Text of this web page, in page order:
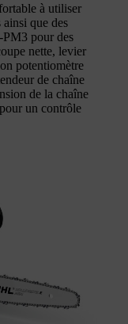
à utiliser
ainsi que des
pour des
nette, levier
potentiomètre
de chaîne
de la chaîne
un contrôle